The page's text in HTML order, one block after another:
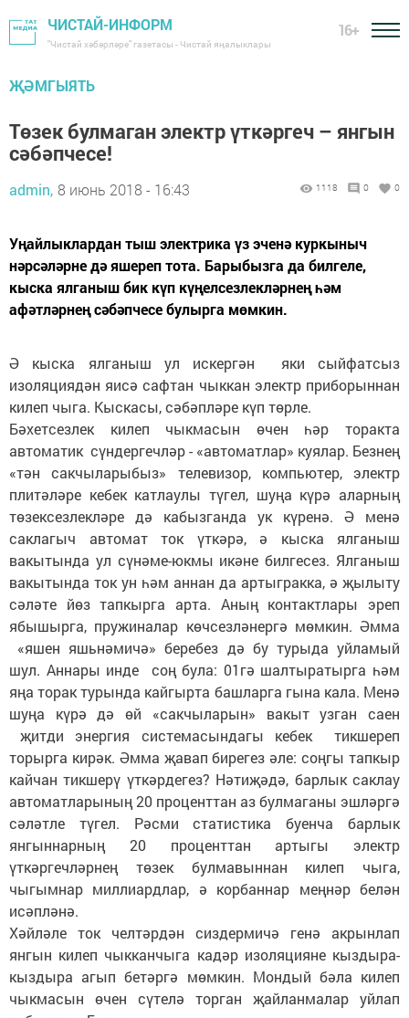
ЧИСТАЙ-ИНФОРМ
"Чистай хәбәрләре" газетасы - Чистай яңалыклары
16+
ҖӘМГЫЯТЬ
Төзек булмаган электр үткәргеч – янгын
сәбәпчесе!
admin, 8 июнь 2018 - 16:43 1118 0 0
Уңайлыклардан тыш электрика үз эченә куркыныч
нәрсәләрне дә яшереп тота. Барыбызга да билгеле,
кыска ялганыш бик күп күңелсезлекләрнең һәм
афәтләрнең сәбәпчесе булырга мөмкин.
Ә кыска ялганыш ул искергән яки сыйфатсыз
изоляциядән яисә сафтан чыккан электр приборыннан
килеп чыга. Кыскасы, сәбәпләре күп төрле.
Бәхетсезлек килеп чыкмасын өчен һәр торакта
автоматик сүндергечләр - «автоматлар» куялар. Безнең
«тән сакчыларыбыз» телевизор, компьютер, электр
плитәләре кебек катлаулы түгел, шуңа күрә аларның
төзексезлекләре дә кабызганда ук күренә. Ә менә
саклагыч автомат ток үткәрә, ә кыска ялганыш
вакытында ул сүнәме-юкмы икәне билгесез. Ялганыш
вакытында ток ун һәм аннан да артыгракка, ә җылыту
сәләте йөз тапкырга арта. Аның контактлары эреп
ябышырга, пружиналар көчсезләнергә мөмкин. Әмма
«яшен яшьнәмичә» беребез дә бу турыда уйламый
шул. Аннары инде соң була: 01гә шалтыратырга һәм
яңа торак турында кайгырта башларга гына кала. Менә
шуңа күрә дә өй «сакчыларын» вакыт узган саен
җитди энергия системасындагы кебек тикшереп
торырга кирәк. Әмма җавап бирегез әле: соңгы тапкыр
кайчан тикшерү үткәрдегез? Нәтиҗәдә, барлык саклау
автоматларының 20 проценттан аз булмаганы эшләргә
сәләтле түгел. Рәсми статистика буенча барлык
янгыннарның 20 проценттан артыгы электр
үткәргечләрнең төзек булмавыннан килеп чыга,
чыгымнар миллиардлар, ә корбаннар меңнәр белән
исәпләнә.
Хәйләле ток челтәрдән сиз­дер­мичә генә акрынлап
янгын килеп чыкканчыга кадәр изоляцияне кыздыра-
кыздыра агып бетәргә мөмкин. Мондый бәла килеп
чыкмасын өчен сүтелә торган җайланмалар уйлап